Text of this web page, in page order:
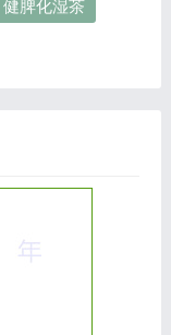
健脾化湿茶